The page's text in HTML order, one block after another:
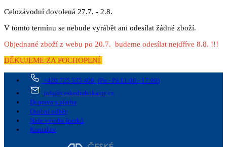
Celozávodní dovolená 27.7. - 2.8.
V tomto termínu se nebude vyrábět ani odesílat žádné zboží.
Objednané zboží z webu po 20.7. budeme odesílat nejdříve 8.8. !!!
DĚKUJEME ZA POCHOPENÍ
+420 725 535 406 (Po - Pá 11:00 - 17:00)
info@ceskedrahokamy.cz
Doprava a platba
Osobní odběr
Naše výroba šperků
Kontakty